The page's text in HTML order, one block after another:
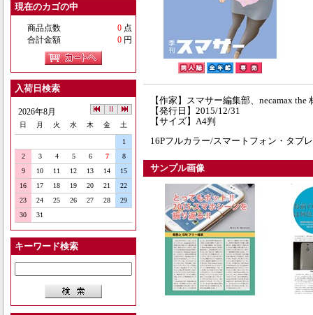
現在のカゴの中
商品点数 0 点
合計金額
0 円
入荷日検索
2026年8月
日 月 火 水 木 金 土
1
2
3 4 5 6 7
8
9
10 11 12 13 14
15
16
17 18 19 20 21
22
23
24 25 26 27 28
29
30
31
キーワード検索
【作家】スマサー編集部、necamax
【発行日】2015/12/31
【サイズ】A4判
16Pフルカラー/スマートフォン・タブ
サンプル画像